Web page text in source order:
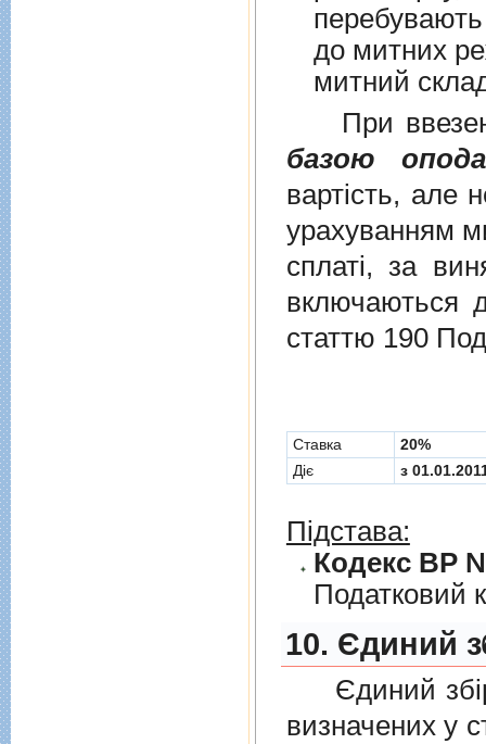
перебувають у
до митних
митний
При
базою
вартість, але
урахуванням
сплаті, за
включаються
статтю 190
Cтавка
20%
Діє
з
Підстава:
Кодекс ВР №
Податковий
10. Єдиний
Єдиний збiр
визначених у